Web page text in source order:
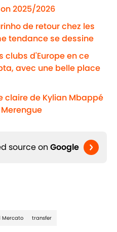
2025/2026
de retour chez les
tendance se dessine
clubs d'Europe en ce
avec une belle place
claire de Kylian Mbappé
source on Google
Mercato transfer